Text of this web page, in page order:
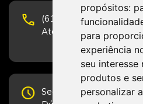
propósitos:
para
experiência
seu interesse
produtos e
personalizar
phone
(61) 3223-1652 e (61)
Atendimento por
schedule Segunda-feira a Sexta-